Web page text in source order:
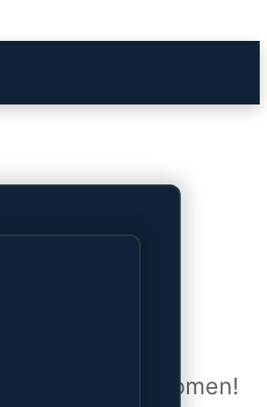
online komen!